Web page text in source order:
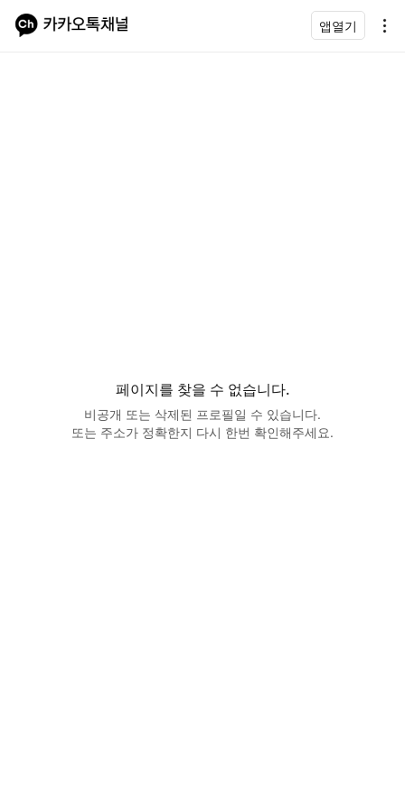
앱열기
페이지를 찾을 수 없습니다.
비공개 또는 삭제된 프로필일 수 있습니다.
또는 주소가 정확한지 다시 한번 확인해주세요.